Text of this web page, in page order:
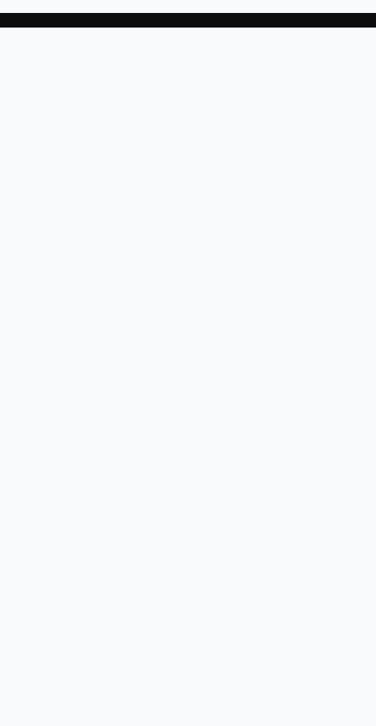
la marca más conocida dentro del mundo de las gafas, con
la marca más conocida dentro del mundo de las gafas, con